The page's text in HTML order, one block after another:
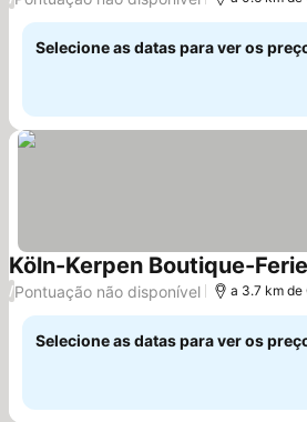
Selecione as datas para ver os
Köln-Kerpen Boutique-
/Pontuação não disponível a 3.7 km de
Selecione as datas para ver os